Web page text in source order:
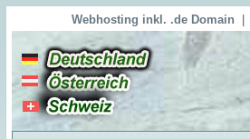
Webhosting inkl. .de Domain